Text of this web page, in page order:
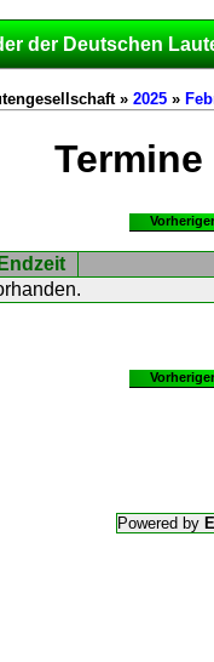
der Deutschen
» 2025 »
Termine
Endzeit
Powered by